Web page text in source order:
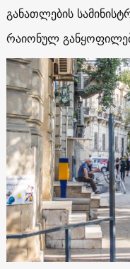
განათლების
რაიონულ